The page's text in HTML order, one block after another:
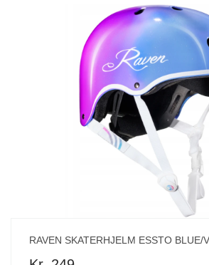
RAVEN SKATERHJELM ESSTO BLUE/